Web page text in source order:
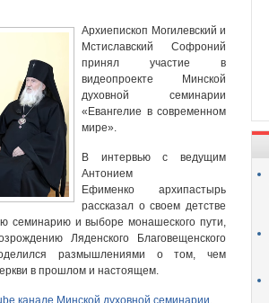
Архиепископ Могилевский и
Мстиславский Софроний
принял участие в
видеопроекте Минской
духовной семинарии
«Евангелие в современном
мире».
В интервью с ведущим
Антонием
Ефименко архипастырь
рассказал о своем детстве
семинарию и выборе монашеского пути,
Ляденского Благовещенского
размышлениями о том, чем
в прошлом и настоящем.
канале Минской духовной семинарии.